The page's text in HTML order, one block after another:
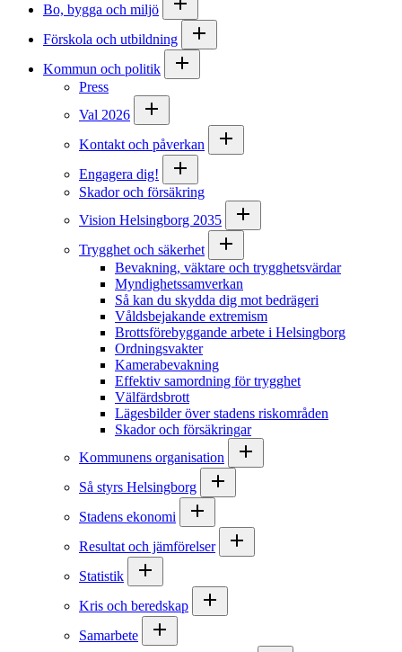
Bo, bygga och miljö
Förskola och utbildning
Kommun och politik
Press
Val 2026
Kontakt och påverkan
Engagera dig!
Skador och försäkring
Vision Helsingborg 2035
Trygghet och säkerhet
Bevakning, väktare och trygghetsvärdar
Myndighetssamverkan
Så kan du skydda dig mot bedrägeri
Våldsbejakande extremism
Brottsförebyggande arbete i Helsingborg
Ordningsvakter
Kamerabevakning
Effektiv samordning för trygghet
Välfärdsbrott
Lägesbilder över stadens riskområden
Skador och försäkringar
Kommunens organisation
Så styrs Helsingborg
Stadens ekonomi
Resultat och jämförelser
Statistik
Kris och beredskap
Samarbete